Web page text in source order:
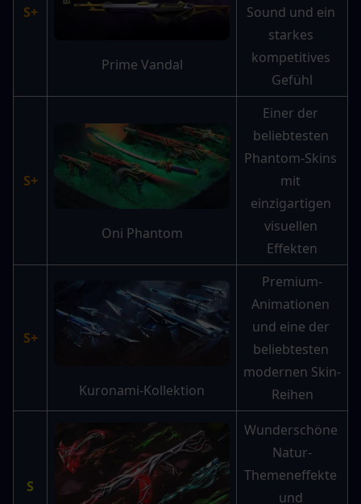
S+
Prime Vandal
Sound und ein
starkes
kompetitives
Gefühl
S+
Oni Phantom
Einer der
beliebtesten
Phantom-Skins
mit
einzigartigen
visuellen
Effekten
S+
Kuronami-Kollektion
Premium-
Animationen
und eine der
beliebtesten
modernen Skin-
Reihen
S
Wunderschöne
Natur-
Themeneffekte
und